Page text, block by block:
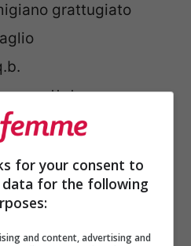
grattugiato
girasole q.b.
LE
for your consent to
data for the following
and content, advertising and